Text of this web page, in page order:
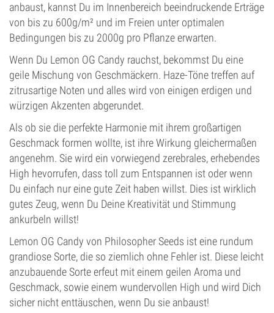
anbaust, kannst Du im Innenbereich beeindruckende Erträge
von bis zu 600g/m² und im Freien unter optimalen
Bedingungen bis zu 2000g pro Pflanze erwarten.
Wenn Du Lemon OG Candy rauchst, bekommst Du eine
geile Mischung von Geschmäckern. Haze-Töne treffen auf
zitrusartige Noten und alles wird von einigen erdigen und
würzigen Akzenten abgerundet.
Als ob sie die perfekte Harmonie mit ihrem großartigen
Geschmack formen wollte, ist ihre Wirkung gleichermaßen
angenehm. Sie wird ein vorwiegend zerebrales, erhebendes
High hevorrufen, dass toll zum Entspannen ist oder wenn
Du einfach nur eine gute Zeit haben willst. Dies ist wirklich
gutes Zeug, wenn Du Deine Kreativität und Stimmung
ankurbeln willst!
Lemon OG Candy von Philosopher Seeds ist eine rundum
grandiose Sorte, die so ziemlich ohne Fehler ist. Diese leicht
anzubauende Sorte erfeut mit einem geilen Aroma und
Geschmack, sowie einem wundervollen High und wird Dich
sicher nicht enttäuschen, wenn Du sie anbaust!